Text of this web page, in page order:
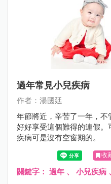
過年常見小兒疾病
作者：湯國廷
年節將近，辛苦了一年，
好好享受這個難得的連假
疾病可是沒有空窗期的。
收
關鍵字： 過年 、 小兒疾病